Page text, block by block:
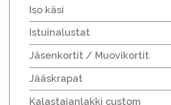
Iso käsi
Istuinalustat
Jäsenkortit / Muovikortit
Jääskrapat
Kalastajanlakki custom